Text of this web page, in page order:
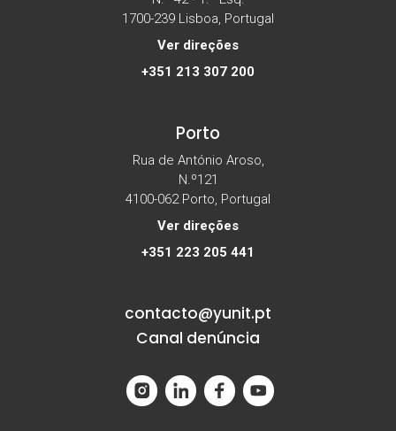
1700-239 Lisboa, Portugal
Ver direções
+351 213 307 200
Porto
Rua de António Aroso,
N.º121
4100-062 Porto, Portugal
Ver direções
+351 223 205 441
contacto@yunit.pt
Canal denúncia